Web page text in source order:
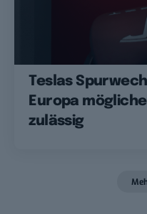
Teslas
Europa
zulässig